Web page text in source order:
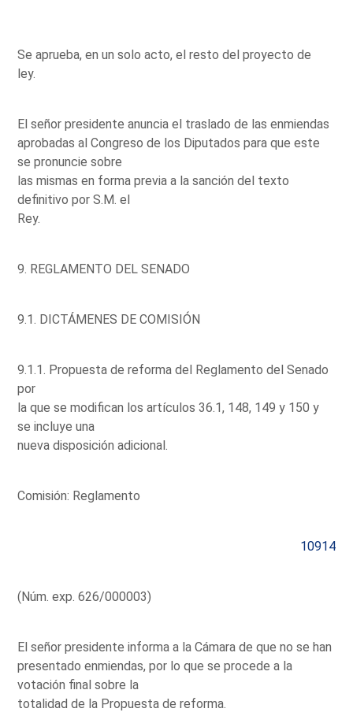
Se aprueba, en un solo acto, el resto del proyecto de
ley.
El señor presidente anuncia el traslado de las enmiendas
aprobadas al Congreso de los Diputados para que este
se pronuncie sobre
las mismas en forma previa a la sanción del texto
definitivo por S.M. el
Rey.
9. REGLAMENTO DEL SENADO
9.1. DICTÁMENES DE COMISIÓN
9.1.1. Propuesta de reforma del Reglamento del Senado
por
la que se modifican los artículos 36.1, 148, 149 y 150 y
se incluye una
nueva disposición adicional.
Comisión: Reglamento
10914
(Núm. exp. 626/000003)
El señor presidente informa a la Cámara de que no se han
presentado enmiendas, por lo que se procede a la
votación final sobre la
totalidad de la Propuesta de reforma.